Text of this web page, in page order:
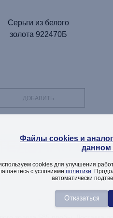
Серьги из белого
золота 922470Б
ДОБАВИТЬ
Описание изделия
Файлы cookies и
данном
cookies для улучшения
с условиями политики.
автоматически